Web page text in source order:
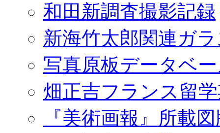
和田新調査撮影記録
新海竹太郎関連ガ
写真原板データベ
畑正吉フランス留
『美術画報』所載